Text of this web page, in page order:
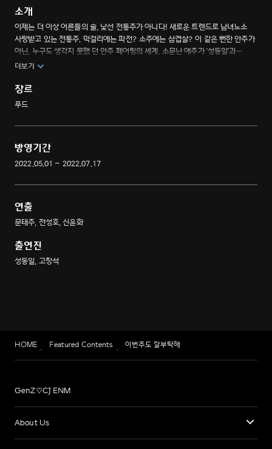
소개
이제는 더 이상 어른들의 술, 낯선 전통주가 아니다! 새로운 트렌드로 남녀노소
사랑받고 있는 전통주. 막걸리에는 파전? 소주에는 삼겹살? 이 같은 뻔한 안주가
아닌, 누구도 생각지 못했 던 안주 페어링의 세계. 소문난 애주가 '성동일'과
'고창석'이 특급 게스트를 초대해 전통주와 잘 어울리는 안주를 직접 만들어
더보기
장르
푸드
방영기간
2022.05.01 ~ 2022.07.17
연출
문태주, 전성호, 신윤화
출연진
성동일, 고창석
HOME Featured Contents 이번주도 잘부탁해
GenZ♡CJ ENM
About Us